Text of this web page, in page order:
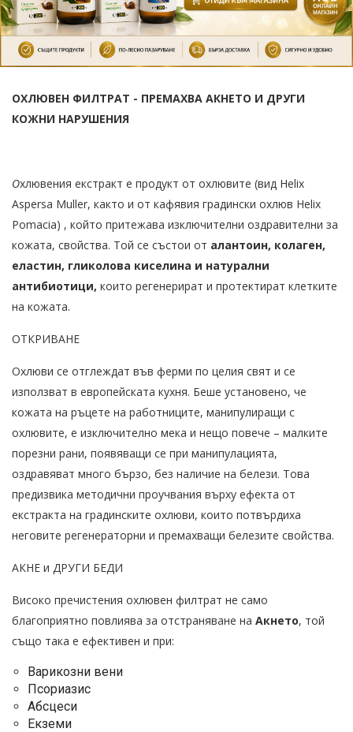
ОХЛЮВЕН ФИЛТРАТ - ПРЕМАХВА АКНЕТО И ДРУГИ
КОЖНИ НАРУШЕНИЯ
Охлювения екстракт е продукт от охлювите (вид Helix
Aspersa Muller, както и от кафявия градински охлюв Helix
Pomacia) , който притежава изключителни оздравителни за
кожата, свойства. Той се състои от алантоин, колаген,
еластин, гликолова киселина и натурални
антибиотици, които регенерират и протектират клетките
на кожата.
ОТКРИВАНЕ
Охлюви се отглеждат във ферми по целия свят и се
използват в европейската кухня. Беше установено, че
кожата на ръцете на работниците, манипулиращи с
охлювите, е изключително мека и нещо повече – малките
порезни рани, появяващи се при манипулацията,
оздравяват много бързо, без наличие на белези. Това
предизвика методични проучвания върху ефекта от
екстракта на градинските охлюви, които потвърдиха
неговите регенераторни и премахващи белезите свойства.
АКНЕ и ДРУГИ БЕДИ
Високо пречистения охлювен филтрат не само
благоприятно повлиява за отстраняване на Акнето, той
също така е ефективен и при:
Варикозни вени
Псориазис
Абсцеси
Екземи